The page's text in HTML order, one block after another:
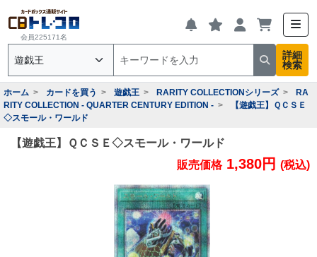
会員225171名
詳細
検索
ホーム カードを買う 遊戯王 RARITY COLLECTIONシリーズ
RA
RITY COLLECTION - QUARTER CENTURY EDITION -
【遊戯王】ＱＣＳＥ
◇スモール・ワールド
【遊戯王】ＱＣＳＥ◇スモール・ワールド
販売価格 1,380円 (税込)